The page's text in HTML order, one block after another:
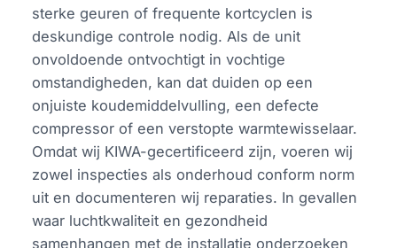
sterke geuren of frequente kortcyclen is
deskundige controle nodig. Als de unit
onvoldoende ontvochtigt in vochtige
omstandigheden, kan dat duiden op een
onjuiste koudemiddelvulling, een defecte
compressor of een verstopte warmtewisselaar.
Omdat wij KIWA-gecertificeerd zijn, voeren wij
zowel inspecties als onderhoud conform norm
uit en documenteren wij reparaties. In gevallen
waar luchtkwaliteit en gezondheid
samenhangen met de installatie onderzoeken